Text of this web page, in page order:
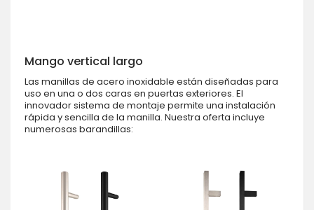
Mango vertical largo
Las manillas de acero inoxidable están diseñadas para
uso en una o dos caras en puertas exteriores. El
innovador sistema de montaje permite una instalación
rápida y sencilla de la manilla. Nuestra oferta incluye
numerosas barandillas: